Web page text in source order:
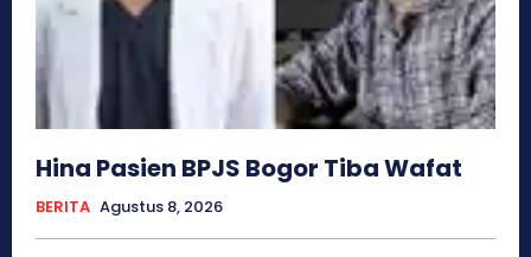
Hina Pasien BPJS Bogor Tiba Wafat
BERITA Agustus 8, 2026